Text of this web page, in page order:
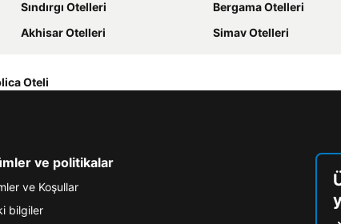
Sındırgı Otelleri
Bergama Otelleri
Akhisar Otelleri Simav Otelleri
Oteli
ve politikalar
ve Koşullar
bilgiler